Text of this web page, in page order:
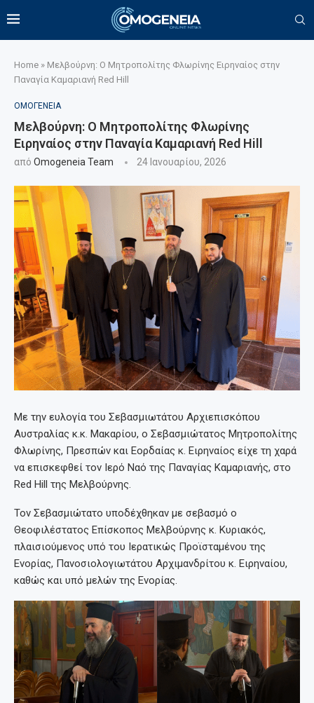
Home » Μελβούρνη: Ο Μητροπολίτης Φλωρίνης Ειρηναίος στην
Παναγία Καμαριανή Red Hill
ΟΜΟΓΕΝΕΙΑ
Μελβούρνη: Ο Μητροπολίτης Φλωρίνης
Ειρηναίος στην Παναγία Καμαριανή Red Hill
από Omogeneia Team 24 Ιανουαρίου, 2026
Με την ευλογία του Σεβασμιωτάτου Αρχιεπισκόπου
Αυστραλίας κ.κ. Μακαρίου, ο Σεβασμιώτατος Μητροπολίτης
Φλωρίνης, Πρεσπών και Εορδαίας κ. Ειρηναίος είχε τη χαρά
να επισκεφθεί τον Ιερό Ναό της Παναγίας Καμαριανής, στο
Red Hill της Μελβούρνης.
Τον Σεβασμιώτατο υποδέχθηκαν με σεβασμό ο
Θεοφιλέστατος Επίσκοπος Μελβούρνης κ. Κυριακός,
πλαισιούμενος υπό του Ιερατικώς Προϊσταμένου της
Ενορίας, Πανοσιολογιωτάτου Αρχιμανδρίτου κ. Ειρηναίου,
καθώς και υπό μελών της Ενορίας.